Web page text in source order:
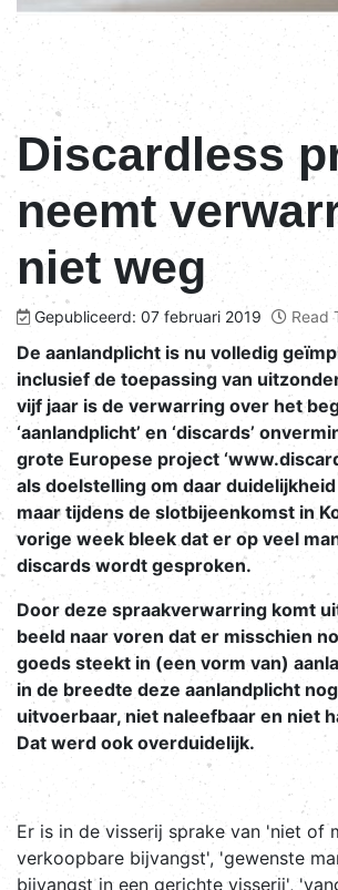
Discardless
neemt
niet weg
Gepubliceerd: 07 februari 2019 Read
De aanlandplicht is nu volledig
inclusief de toepassing van
vijf jaar is de verwarring over het
‘aanlandplicht’ en ‘discards’
grote Europese project
als doelstelling om daar
maar tijdens de slotbijeenkomst in
vorige week bleek dat er op veel
discards wordt gesproken.
Door deze spraakverwarring komt
beeld naar voren dat er misschien
goeds steekt in (een vorm van)
in de breedte deze aanlandplicht
uitvoerbaar, niet naleefbaar en niet
Dat werd ook overduidelijk.
Er is in de visserij sprake van 'niet of
verkoopbare bijvangst', 'gewenste
bijvangst in een gerichte visserij',